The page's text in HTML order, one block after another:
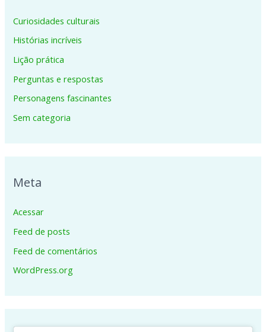
Curiosidades culturais
Histórias incríveis
Lição prática
Perguntas e respostas
Personagens fascinantes
Sem categoria
Meta
Acessar
Feed de posts
Feed de comentários
WordPress.org